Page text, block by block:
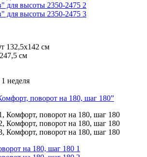
132,5х142 см
см
1 неделя
поворот на 180, шаг 180”